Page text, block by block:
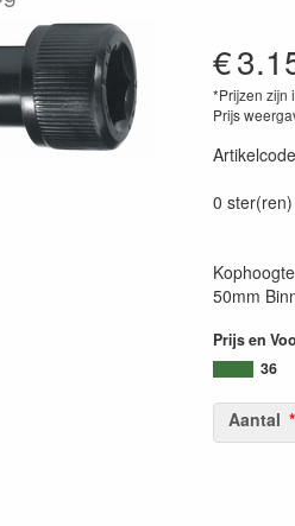
€
*Prijzen zijn
Prijs
Artikelcode
0
50mm
Prijs en
36
Aantal